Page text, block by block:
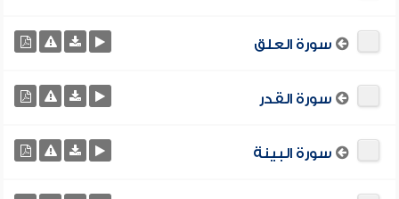
سورة العلق
سورة القدر
سورة البينة